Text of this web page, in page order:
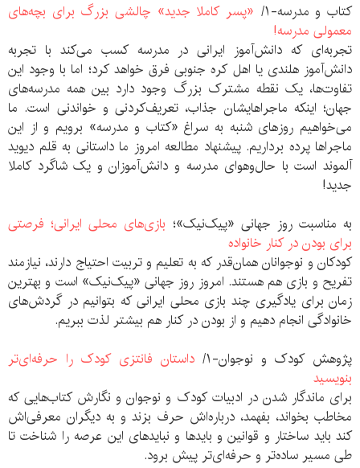
کتاب و مدرسه-۱/
«پسر کاملا جدید» چالشی بزرگ برای بچه‌های
معمولی مدرسه!
تجربه‌ای که دانش‌آموز ایرانی در مدرسه کسب می‌کند با تجربه
دانش‌آموز هلندی یا اهل کره جنوبی فرق خواهد کرد؛ اما با وجود این
تفاوت‌ها، یک نقطه مشترک بزرگ وجود دارد بین همه مدرسه‌های
جهان؛ اینکه ماجراهایشان جذاب، تعریف‌کردنی و خواندنی است. ما
می‌خواهیم روزهای شنبه به سراغ «کتاب و مدرسه» برویم و از این
ماجراها پرده برداریم. پیشنهاد مطالعه امروز ما داستانی به قلم دیوید
آلموند است با حال‌وهوای مدرسه و دانش‌آموزان و یک شاگرد کاملا
جدید!
به مناسبت روز جهانی «پیک‌نیک»؛ بازی‌های محلی ایرانی؛ فرصتی
برای بودن در کنار خانواده
کودکان و نوجوانان همان‌قدر که به تعلیم و تربیت احتیاج دارند، نیازمند
تفریح و بازی هم هستند. امروز روز جهانی «پیک‌نیک» است و بهترین
زمان برای یادگیری چند بازی محلی ایرانی که بتوانیم در گردش‌های
خانوادگی انجام دهیم و از بودن در کنار هم بیشتر لذت ببریم.
پژوهش کودک و نوجوان-۱/
داستان فانتزی کودک را حرفه‌ای‌تر
بنویسید
برای ماندگار شدن در ادبیات کودک و نوجوان و نگارش کتاب‌هایی که
مخاطب بخواند، بفهمد، درباره‌اش حرف بزند و به دیگران معرفی‌اش
کند باید ساختار و قوانین و بایدها و نبایدهای این عرصه را شناخت تا
طی مسیر ساده‌تر و حرفه‌ای‌تر پیش برود.